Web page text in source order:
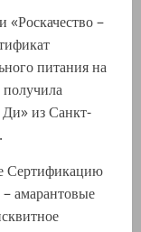
–
питания на
получила
из Санкт-
Сертификацию
амарантовые